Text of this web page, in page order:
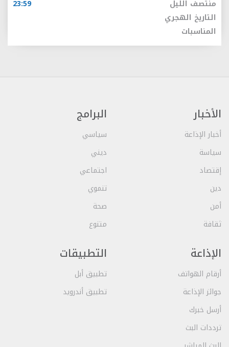
منتصف الليل
23:59
التاريخ الهجري
المناسبات
الأخبار
أخبار الإذاعة
سياسة
إقتصاد
دين
أمن
ثقافة
البرامج
سياسي
ديني
اجتماعي
تنموي
صحة
متنوع
الإذاعة
أرقام الهواتف
جوائز الإذاعة
أرسل خبرك
ترددات البث
التطبيقات
تطبيق أبل
تطبيق أندرويد